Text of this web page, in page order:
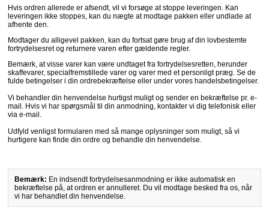
Hvis ordren allerede er afsendt, vil vi forsøge at stoppe leveringen. Kan
leveringen ikke stoppes, kan du nægte at modtage pakken eller undlade at
afhente den.
Modtager du alligevel pakken, kan du fortsat gøre brug af din lovbestemte
fortrydelsesret og returnere varen efter gældende regler.
Bemærk, at visse varer kan være undtaget fra fortrydelsesretten, herunder
skaffevarer, specialfremstillede varer og varer med et personligt præg. Se de
fulde betingelser i din ordrebekræftelse eller under vores handelsbetingelser.
Vi behandler din henvendelse hurtigst muligt og sender en bekræftelse pr. e-
mail. Hvis vi har spørgsmål til din anmodning, kontakter vi dig telefonisk eller
via e-mail.
Udfyld venligst formularen med så mange oplysninger som muligt, så vi
hurtigere kan finde din ordre og behandle din henvendelse.
Bemærk: En indsendt fortrydelsesanmodning er ikke automatisk en
bekræftelse på, at ordren er annulleret. Du vil modtage besked fra os, når
vi har behandlet din henvendelse.